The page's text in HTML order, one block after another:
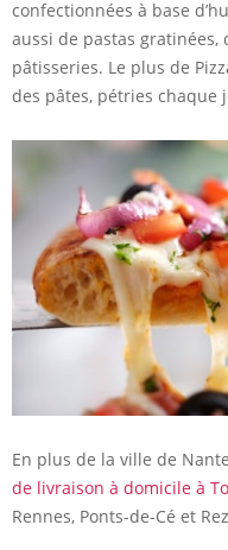
confectionnées à base
aussi de pastas gratinées,
pâtisseries. Le plus de
des pâtes, pétries chaque
En plus de la ville de
de livraison à domicile à
Rennes, Ponts-de-Cé et